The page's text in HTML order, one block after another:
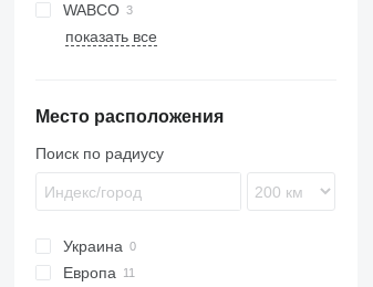
S-Class
Tacoma
WABCO
показать все
Место расположения
Поиск по радиусу
Украина
Европа